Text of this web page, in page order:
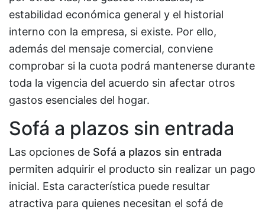
estabilidad económica general y el historial
interno con la empresa, si existe. Por ello,
además del mensaje comercial, conviene
comprobar si la cuota podrá mantenerse durante
toda la vigencia del acuerdo sin afectar otros
gastos esenciales del hogar.
Sofá a plazos sin entrada
Las opciones de Sofá a plazos sin entrada
permiten adquirir el producto sin realizar un pago
inicial. Esta característica puede resultar
atractiva para quienes necesitan el sofá de